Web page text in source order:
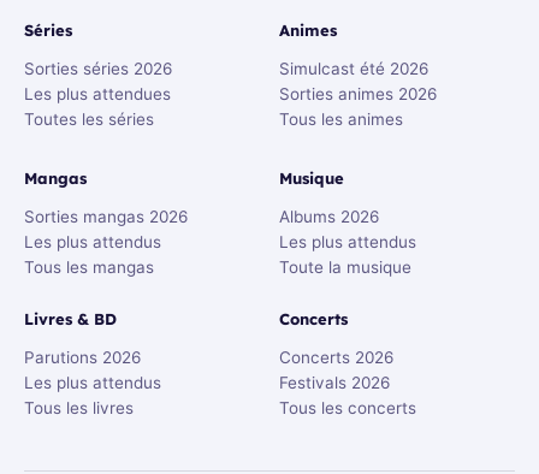
Séries
Sorties séries 2026
Les plus attendues
Toutes les séries
Animes
Simulcast été 2026
Sorties animes 2026
Tous les animes
Mangas
Sorties mangas 2026
Les plus attendus
Tous les mangas
Livres & BD
Parutions 2026
Les plus attendus
Tous les livres
Musique
Albums 2026
Les plus attendus
Toute la musique
Concerts
Concerts 2026
Festivals 2026
Tous les concerts